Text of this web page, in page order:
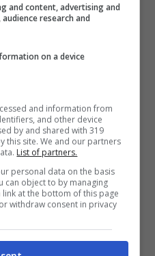
and content, advertising and
research and
on a device
and information from
and other device
by and shared with 319
this site. We and our partners
List of partners.
personal data on the basis
can object to by managing
at the bottom of this page
withdraw consent in privacy